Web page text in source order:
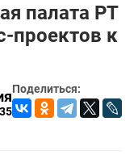
палата РТ
проектов к
Поделиться: